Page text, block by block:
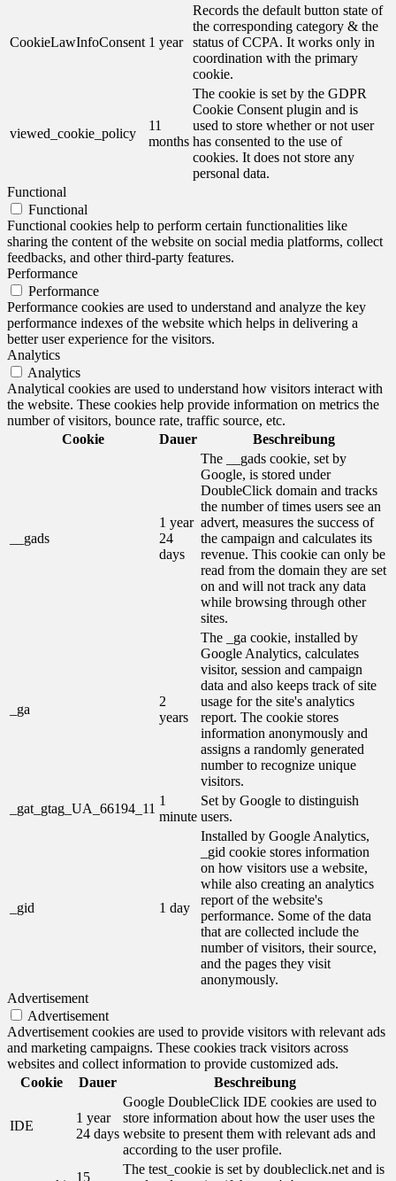
CookieLawInfoConsent 1 year
Records the default button state of
the corresponding category & the
status of CCPA. It works only in
coordination with the primary
cookie.
viewed_cookie_policy
11
months
The cookie is set by the GDPR
Cookie Consent plugin and is
used to store whether or not user
has consented to the use of
cookies. It does not store any
personal data.
Functional
Functional
Functional cookies help to perform certain functionalities like
sharing the content of the website on social media platforms, collect
feedbacks, and other third-party features.
Performance
Performance
Performance cookies are used to understand and analyze the key
performance indexes of the website which helps in delivering a
better user experience for the visitors.
Analytics
Analytics
Analytical cookies are used to understand how visitors interact with
the website. These cookies help provide information on metrics the
number of visitors, bounce rate, traffic source, etc.
Cookie
Dauer Beschreibung
__gads
1 year
24
days
The __gads cookie, set by
Google, is stored under
DoubleClick domain and tracks
the number of times users see an
advert, measures the success of
the campaign and calculates its
revenue. This cookie can only be
read from the domain they are set
on and will not track any data
while browsing through other
sites.
_ga
2
years
The _ga cookie, installed by
Google Analytics, calculates
visitor, session and campaign
data and also keeps track of site
usage for the site's analytics
report. The cookie stores
information anonymously and
assigns a randomly generated
number to recognize unique
visitors.
_gat_gtag_UA_66194_11
1
minute
Set by Google to distinguish
users.
_gid 1 day
Installed by Google Analytics,
_gid cookie stores information
on how visitors use a website,
while also creating an analytics
report of the website's
performance. Some of the data
that are collected include the
number of visitors, their source,
and the pages they visit
anonymously.
Advertisement
Advertisement
Advertisement cookies are used to provide visitors with relevant ads
and marketing campaigns. These cookies track visitors across
websites and collect information to provide customized ads.
Cookie
Dauer Beschreibung
IDE
1 year
24 days
Google DoubleClick IDE cookies are used to
store information about how the user uses the
website to present them with relevant ads and
according to the user profile.
15
The test_cookie is set by doubleclick.net and is